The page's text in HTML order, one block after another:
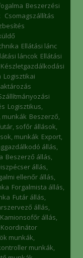
Beszerzési
Csomagszállítás
Ellátási lánc
láncok Ellátási
Készletgazdálkodási
Logisztikai
Logisztikus,
Beszerző,
sofőr állások,
munkák Export,
állás,
Beszerző állás,
állás,
ellenőr állás,
Forgalmista állás,
Futár állás,
állás,
Kamionsofőr állás,
Koordinátor
munkák,
munkák,